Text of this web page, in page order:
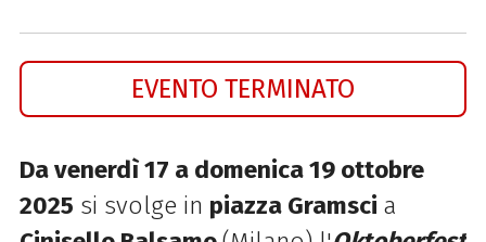
EVENTO TERMINATO
Da venerdì 17 a domenica 19 ottobre
2025 si svolge in piazza Gramsci a